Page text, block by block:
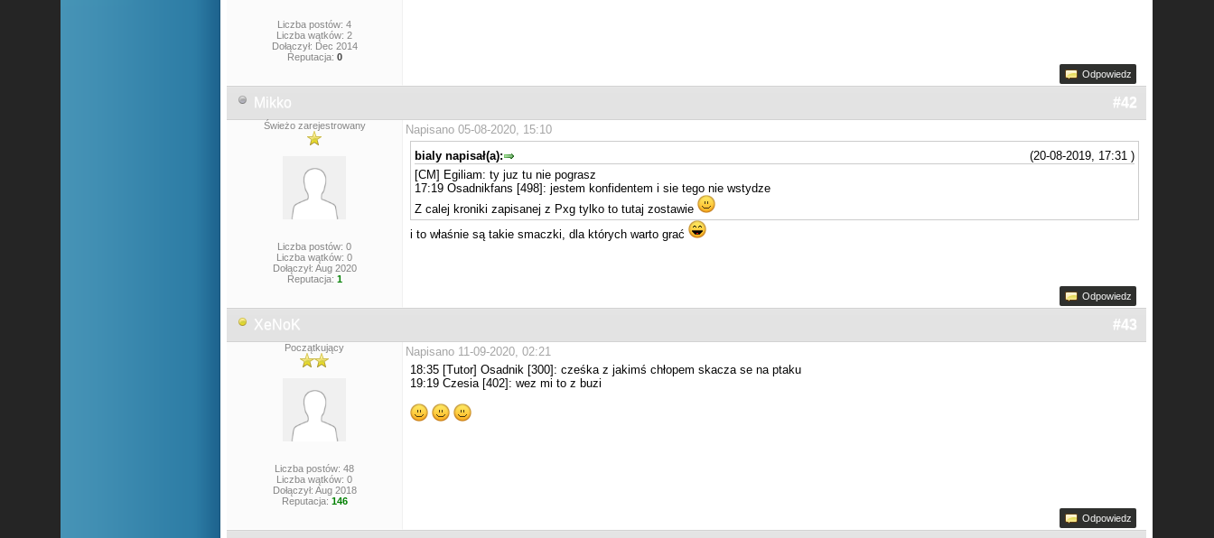
Liczba postów: 4
Liczba wątków: 2
Dołączył: Dec 2014
Reputacja: 0
Odpowiedz
Mikko #42
Świeżo zarejestrowany
Liczba postów: 0
Liczba wątków: 0
Dołączył: Aug 2020
Reputacja: 1
Napisano 05-08-2020, 15:10
(20-08-2019, 17:31 )
bialy napisał(a):
[CM] Egiliam: ty juz tu nie pograsz
17:19 Osadnikfans [498]: jestem konfidentem i sie tego nie wstydze
Z calej kroniki zapisanej z Pxg tylko to tutaj zostawie
i to właśnie są takie smaczki, dla których warto grać
Odpowiedz
XeNoK #43
Początkujący
Liczba postów: 48
Liczba wątków: 0
Dołączył: Aug 2018
Reputacja: 146
Napisano 11-09-2020, 02:21
18:35 [Tutor] Osadnik [300]: cześka z jakimś chłopem skacza se na ptaku
19:19 Czesia [402]: wez mi to z buzi
Odpowiedz